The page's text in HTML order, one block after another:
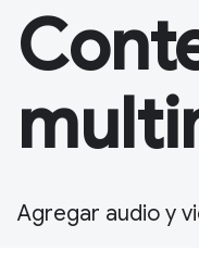
Agregar audio y